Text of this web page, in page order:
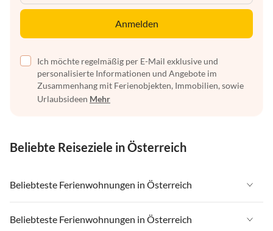
Anmelden
Ich möchte regelmäßig per E-Mail exklusive und
personalisierte Informationen und Angebote im
Zusammenhang mit Ferienobjekten, Immobilien, sowie
Urlaubsideen Mehr
Beliebte Reiseziele in Österreich
Beliebteste Ferienwohnungen in Österreich
Ferienwohnungen in Österreich
Beliebteste Ferienwohnungen in Österreich